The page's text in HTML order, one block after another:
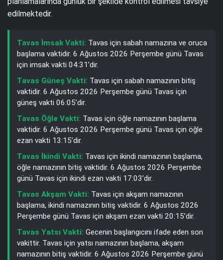
edilmektedir.
Tavas İmsak Vakti: Tavas için sabah namazına ve oruca
başlama vaktidir. 6 Ağustos 2026 Perşembe günü Tavas
için imsak vakti 04:31’dir.
Tavas Güneş Vakti: Tavas için sabah namazının bitiş
vaktidir. 6 Ağustos 2026 Perşembe günü Tavas için
güneş vakti 06:05’dir.
Tavas Öğle Vakti: Tavas için öğle namazının başlama
vaktidir. 6 Ağustos 2026 Perşembe günü Tavas için öğle
ezan vakti 13:15’dir.
Tavas İkindi Vakti: Tavas için ikindi namazının başlama,
öğle namazının bitiş vaktidir. 6 Ağustos 2026 Perşembe
günü Tavas için ikindi ezan vakti 17:03’dir.
Tavas Akşam Vakti: Tavas için akşam namazının
başlama, ikindi namazının bitiş vaktidir. 6 Ağustos 2026
Perşembe günü Tavas için akşam ezan vakti 20:15’dir.
Tavas Yatsı Vakti: Gecenin başlangıcını ifade eden son
vakittir. Tavas için yatsı namazının başlama, akşam
namazının bitiş vaktidir. 6 Ağustos 2026 Perşembe günü